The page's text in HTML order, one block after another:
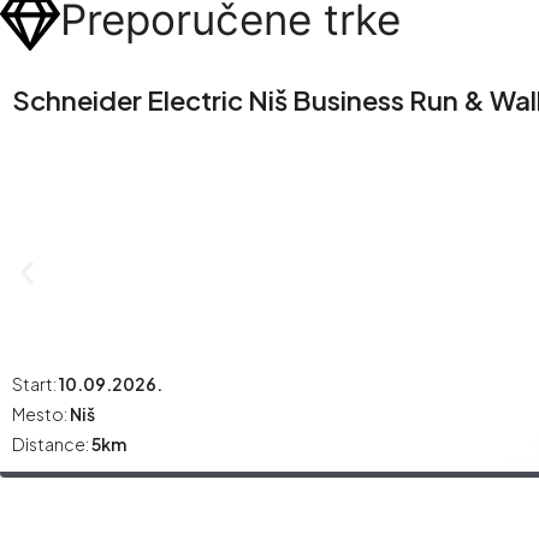
Preporučene trke
Schneider Electric Niš Business Run &
Start:10.09.2026.
Mesto: Niš
Distance:5km